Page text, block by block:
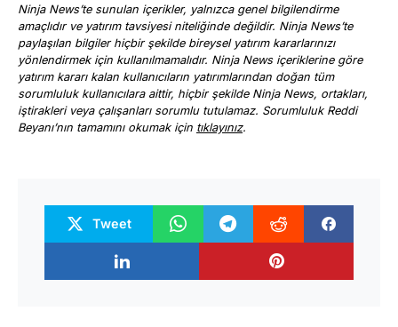
Ninja News’te sunulan içerikler, yalnızca genel bilgilendirme
amaçlıdır ve yatırım tavsiyesi niteliğinde değildir. Ninja News’te
paylaşılan bilgiler hiçbir şekilde bireysel yatırım kararlarınızı
yönlendirmek için kullanılmamalıdır. Ninja News içeriklerine göre
yatırım kararı kalan kullanıcıların yatırımlarından doğan tüm
sorumluluk kullanıcılara aittir, hiçbir şekilde Ninja News, ortakları,
iştirakleri veya çalışanları sorumlu tutulamaz. Sorumluluk Reddi
Beyanı’nın tamamını okumak için tıklayınız.
Tweet